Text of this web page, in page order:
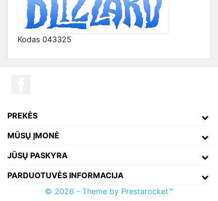
Kodas 043325
PREKĖS
MŪSŲ ĮMONĖ
JŪSŲ PASKYRA
PARDUOTUVĖS INFORMACIJA
© 2026 - Theme by Prestarocket™